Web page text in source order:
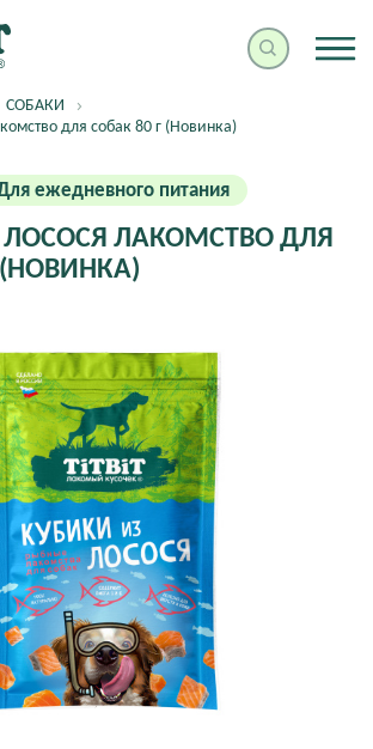
СОБАКИ
для собак 80 г (Новинка)
ежедневного питания
ЛОСОСЯ ЛАКОМСТВО ДЛЯ